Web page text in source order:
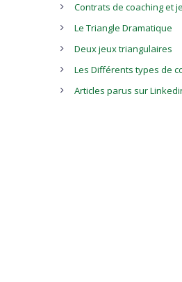
Contrats de coaching et
Le Triangle Dramatique
Deux jeux triangulaires
Les Différents types de
Articles parus sur